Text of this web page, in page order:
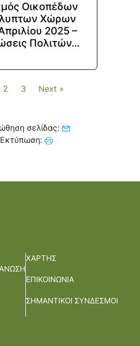
Οικοπέδων
Χώρων
2025 –
Πολιτών…
2 3 Next »
σελίδας:
Εκτύπωση:
ΧΑΡΤΗΣ
ΕΠΙΚΟΙΝΩΝΙΑ
ΣΗΜΑΝΤΙΚΟΙ ΣΥΝΔΕΣΜΟΙ